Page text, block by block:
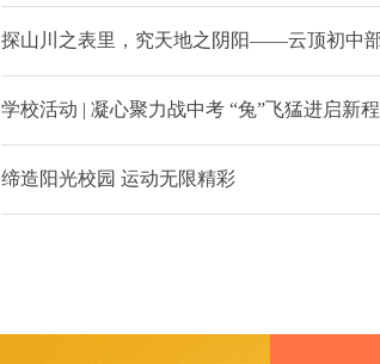
学校活动 | 凝心聚力战中考 “兔”飞猛进启新程
缔造阳光校园 运动无限精彩